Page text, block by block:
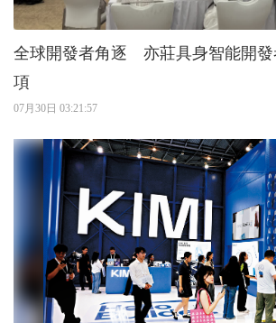
全球開發者角逐 亦莊具身智能開發
項
07月30日 03:21:57